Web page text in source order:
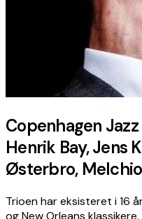
Copenhagen
Henrik Bay, Jens
Østerbro,
Trioen har eksisteret i 16
og New Orleans klassikere.